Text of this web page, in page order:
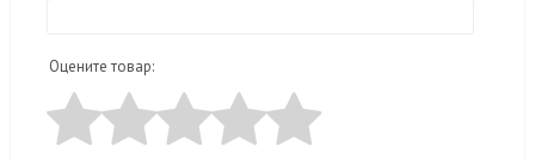
Оцените товар: